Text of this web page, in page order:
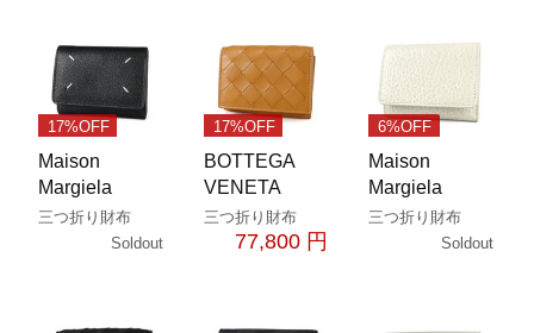
17%OFF
Maison
Margiela
三つ折り財布
Soldout
17%OFF
BOTTEGA
VENETA
三つ折り財布
77,800 円
6%OFF
Maison
Margiela
三つ折り財布
Soldout